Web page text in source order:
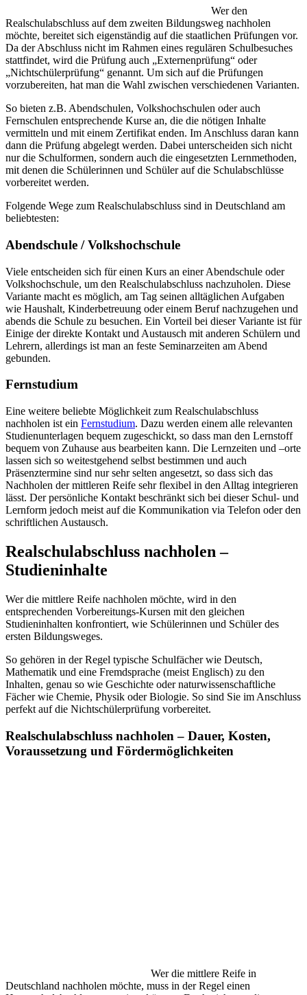
Wer den
Realschulabschluss auf dem zweiten Bildungsweg nachholen
möchte, bereitet sich eigenständig auf die staatlichen Prüfungen vor.
Da der Abschluss nicht im Rahmen eines regulären Schulbesuches
stattfindet, wird die Prüfung auch „Externenprüfung“ oder
„Nichtschülerprüfung“ genannt. Um sich auf die Prüfungen
vorzubereiten, hat man die Wahl zwischen verschiedenen Varianten.
So bieten z.B. Abendschulen, Volkshochschulen oder auch
Fernschulen entsprechende Kurse an, die die nötigen Inhalte
vermitteln und mit einem Zertifikat enden. Im Anschluss daran kann
dann die Prüfung abgelegt werden. Dabei unterscheiden sich nicht
nur die Schulformen, sondern auch die eingesetzten Lernmethoden,
mit denen die Schülerinnen und Schüler auf die Schulabschlüsse
vorbereitet werden.
Folgende Wege zum Realschulabschluss sind in Deutschland am
beliebtesten:
Abendschule / Volkshochschule
Viele entscheiden sich für einen Kurs an einer Abendschule oder
Volkshochschule, um den Realschulabschluss nachzuholen. Diese
Variante macht es möglich, am Tag seinen alltäglichen Aufgaben
wie Haushalt, Kinderbetreuung oder einem Beruf nachzugehen und
abends die Schule zu besuchen. Ein Vorteil bei dieser Variante ist für
Einige der direkte Kontakt und Austausch mit anderen Schülern und
Lehrern, allerdings ist man an feste Seminarzeiten am Abend
gebunden.
Fernstudium
Eine weitere beliebte Möglichkeit zum Realschulabschluss
nachholen ist ein Fernstudium. Dazu werden einem alle relevanten
Studienunterlagen bequem zugeschickt, so dass man den Lernstoff
bequem von Zuhause aus bearbeiten kann. Die Lernzeiten und –orte
lassen sich so weitestgehend selbst bestimmen und auch
Präsenztermine sind nur sehr selten angesetzt, so dass sich das
Nachholen der mittleren Reife sehr flexibel in den Alltag integrieren
lässt. Der persönliche Kontakt beschränkt sich bei dieser Schul- und
Lernform jedoch meist auf die Kommunikation via Telefon oder den
schriftlichen Austausch.
Realschulabschluss nachholen –
Studieninhalte
Wer die mittlere Reife nachholen möchte, wird in den
entsprechenden Vorbereitungs-Kursen mit den gleichen
Studieninhalten konfrontiert, wie Schülerinnen und Schüler des
ersten Bildungsweges.
So gehören in der Regel typische Schulfächer wie Deutsch,
Mathematik und eine Fremdsprache (meist Englisch) zu den
Inhalten, genau so wie Geschichte oder naturwissenschaftliche
Fächer wie Chemie, Physik oder Biologie. So sind Sie im Anschluss
perfekt auf die Nichtschülerprüfung vorbereitet.
Realschulabschluss nachholen – Dauer, Kosten,
Voraussetzung und Fördermöglichkeiten
Wer die mittlere Reife in
Deutschland nachholen möchte, muss in der Regel einen